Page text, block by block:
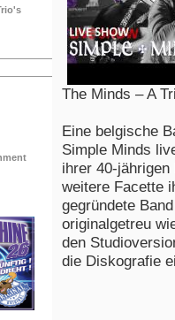
The Minds – A
Eine belgische
Simple Minds
ihrer 40-
weitere Facette
gegründete
originalgetreu
den
die Diskografie